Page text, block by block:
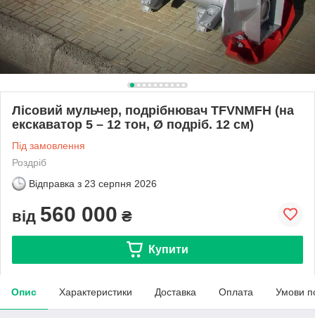
Лісовий мульчер, подрібнювач TFVNMFH (на
екскаватор 5 – 12 тон, Ø подріб. 12 см)
Під замовлення
Роздріб
Відправка з 23 серпня 2026
від 560 000 ₴
Купити
Опис Характеристики Доставка Оплата Умови